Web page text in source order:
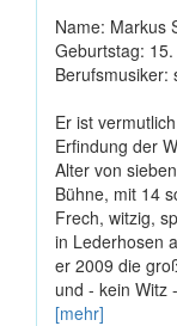
Name: Markus
Geburtstag:
Berufsmusiker:
Er ist
Erfindung der
Alter von
Bühne, mit 14
Frech, witzig,
in Lederhosen
er 2009 die
und - kein Witz
[mehr]